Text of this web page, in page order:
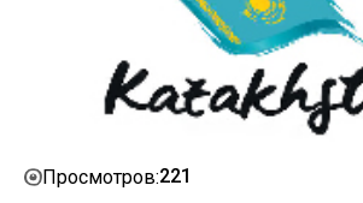
Просмотров:221